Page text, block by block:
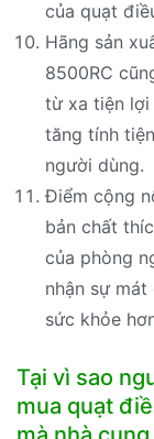
của quạt
Hãng sản
8500RC
từ xa tiện lợi
tăng tính
người dùng.
Điểm cộng
bản chất
của phòng
nhận sự
sức khỏe
Tại vì sao
mua quạt